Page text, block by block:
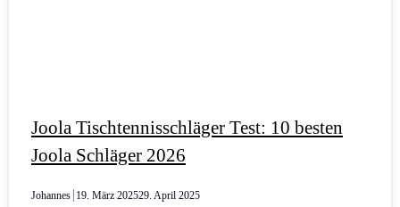
Joola Tischtennisschläger Test: 10 besten
Joola Schläger 2026
Johannes 19. März 202529. April 2025